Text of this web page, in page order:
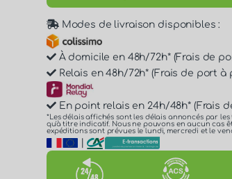
Modes de livraison disponibles :
À domicile en 48h/72h* (Frais de
Relais en 48h/72h* (Frais de port à
En point relais en 24h/48h* (Frais
*Les délais affichés sont les délais annoncés par
qu'à titre indicatif. Nous ne pouvons en aucun cas
expéditions sont prévues le lundi, mercredi et le
|